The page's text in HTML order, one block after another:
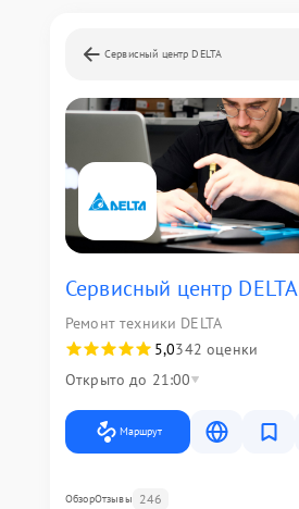
Сервисный центр DELTA
Сервисный центр DELTA
Ремонт техники DELTA
5,0342 оценки
Открыто до 21:00
Маршрут
ОбзорОтзывы 246